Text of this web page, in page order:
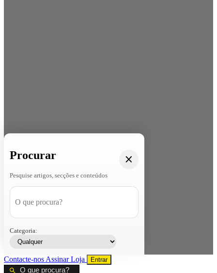
Procurar
Pesquise artigos, secções e conteúdos
Categoria:
Contacte-nos AssinarLoja Entrar